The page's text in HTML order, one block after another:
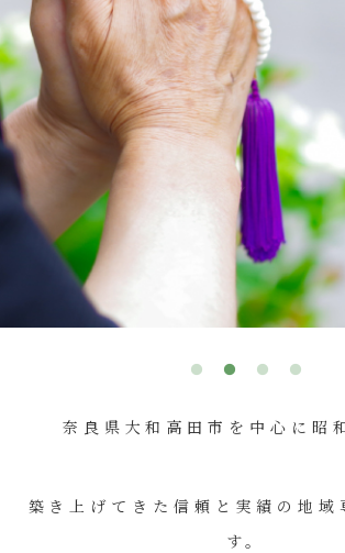
奈良県大和高田市を中心に昭
築き上げてきた信頼と実績の地域
す。